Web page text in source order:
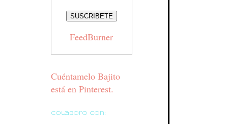
FeedBurner
Cuéntamelo Bajito
está en Pinterest.
Colaboro con: